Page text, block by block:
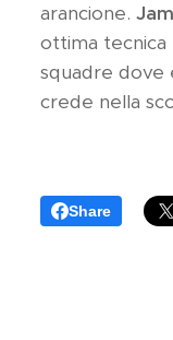
arancione.
ottima tecnica
squadre dove
crede nella
Share